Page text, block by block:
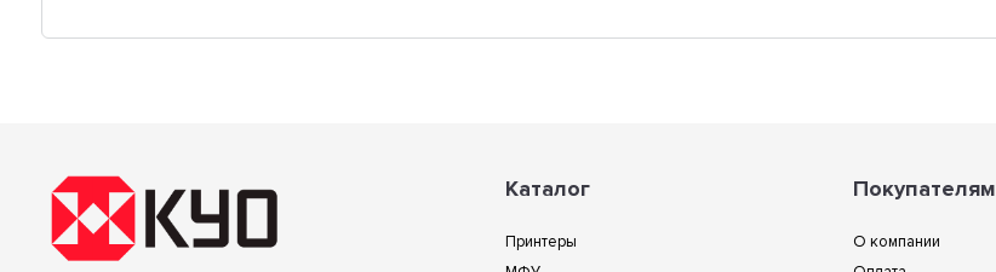
Каталог
Принтеры
Покупателям
О компании